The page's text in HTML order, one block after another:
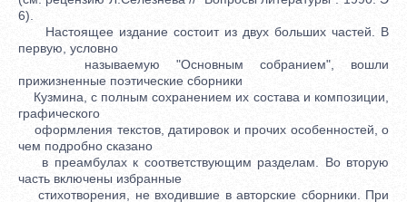
6).
Настоящее издание состоит из двух больших частей. В
первую, условно
называемую "Основным собранием", вошли
прижизненные поэтические сборники
Кузмина, с полным сохранением их состава и композиции,
графического
оформления текстов, датировок и прочих особенностей, о
чем подробно сказано
в преамбулах к соответствующим разделам. Во вторую
часть включены избранные
стихотворения, не входившие в авторские сборники. При